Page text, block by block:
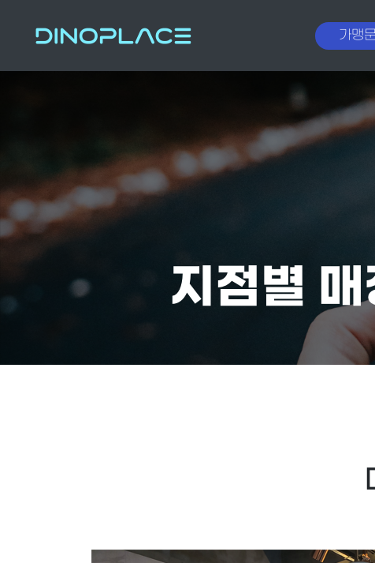
가맹
지점별